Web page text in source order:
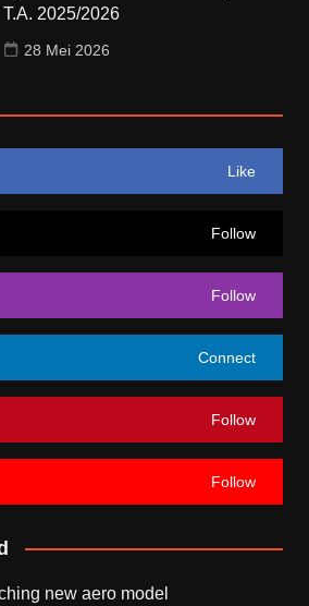
T.A. 2025/2026
28 Mei 2026
Like
Follow
Follow
Connect
Follow
Follow
new aero model